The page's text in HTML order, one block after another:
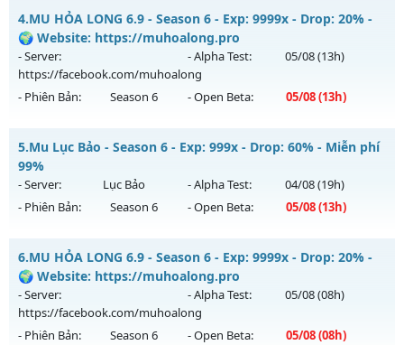
Thể loại: Mu Nguyên bản Webzen
Antihack: GoldShield
Mu Thiên Long - MU SS1.9 –CHUẨN CÀY CẤY NGUYÊN BẢN
Mu mới ra tháng 08 2026 - Mở máy chủ
Vương vào 22h ngày 03/08/2626
Exp: 50x - Drop: 100%
Antihack: Gameguard
4.MU HỎA LONG 6.9 - Season 6 - Exp: 9999x - Drop: 20% -
🌍 Website: https://muhoalong.pro
- Server:
https://facebook.com/muhoalong
- Alpha Test: 05/08(13h)
- Phiên Bản: Season 6 - Open Beta: 05/08(13h)
MU HỎA LONG 6.9 - 🌍 Website: https://muhoalong.pro
Mu mới ra tháng 08 2026 - Mở máy chủ
https://facebook.com/muhoalongvào 13h ngày
05/08/2626
Kiểu reset: Non Reset
Thể loại: Mu Nguyên bản Webzen
Antihack: XShield
5.Mu Lục Bảo - Season 6 - Exp: 999x - Drop: 60% - Miễn phí
99%
- Server: Lục Bảo - Alpha Test: 04/08(19h)
- Phiên Bản:
Season 6 - Open Beta: 05/08(13h)
Mu Lục Bảo - Miễn phí 99%
Mu mới ra tháng 08 2026 - Mở máy chủ
ngày 05/08/2626
Exp: 999x - Drop: 60%
6.MU HỎA LONG 6.9 - Season 6 - Exp: 9999x - Drop: 20% -
🌍 Website: https://muhoalong.pro
- Server:
https://facebook.com/muhoalong
- Alpha Test: 05/08(08h)
- Phiên Bản: Season 6 - Open Beta: 05/08(08h)